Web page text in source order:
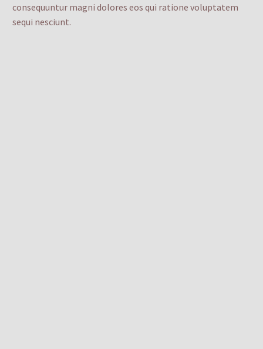
consequuntur magni dolores eos qui ratione voluptatem
sequi nesciunt.